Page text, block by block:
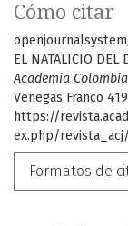
Cómo citar
EL NATALICIO DEL
Academia
Venegas Franco
https://
ex.php/
Formatos de